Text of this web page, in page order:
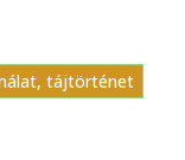
tájtörténet